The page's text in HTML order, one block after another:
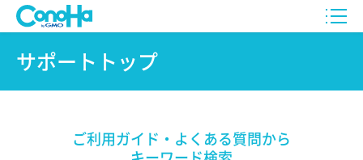
サポートトップ
ご利用ガイド・よくある質問から